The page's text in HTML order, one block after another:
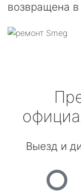
возвращена
Выезд и